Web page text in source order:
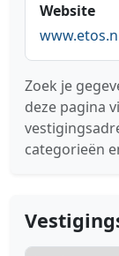
Website
Zoek je
deze pagina
categorieën